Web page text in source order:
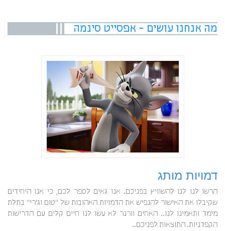
מה אנחנו עושים - אפסייט סינמה
דמויות מותג
הרשו לנו לנו להשוויץ בפניכם. אנו גאים לספר לכם, כי אנו היחידים
שקיבלו את האישור להנפיש את הדמויות האהובות של "טום וג'רי" בתלת
מימד ותאמינו לנו.. האחים וורנר לא עשו לנו חיים קלים עם הדרישות
הקפדניות. התוצאות לפניכם..